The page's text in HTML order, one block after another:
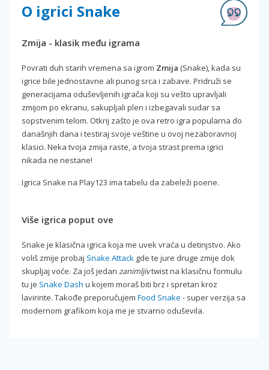
O igrici Snake
Zmija - klasik među igrama
Povrati duh starih vremena sa igrom Zmija (Snake), kada su
igrice bile jednostavne ali punog srca i zabave. Pridruži se
generacijama oduševljenih igrača koji su vešto upravljali
zmijom po ekranu, sakupljali plen i izbegavali sudar sa
sopstvenim telom. Otkrij zašto je ova retro igra popularna do
današnjih dana i testiraj svoje veštine u ovoj nezaboravnoj
klasici. Neka tvoja zmija raste, a tvoja strast prema igrici
nikada ne nestane!
Igrica Snake na Play123 ima tabelu da zabeleži poene.
Više igrica poput ove
Snake je klasična igrica koja me uvek vraća u detinjstvo. Ako
voliš zmije probaj Snake Attack gde te jure druge zmije dok
skupljaj voće. Za još jedan zanimljivtwist na klasičnu formulu
tu je Snake Dash u kojem moraš biti brz i spretan kroz
lavirinte. Takođe preporučujem Food Snake - super verzija sa
modernom grafikom koja me je stvarno oduševila.